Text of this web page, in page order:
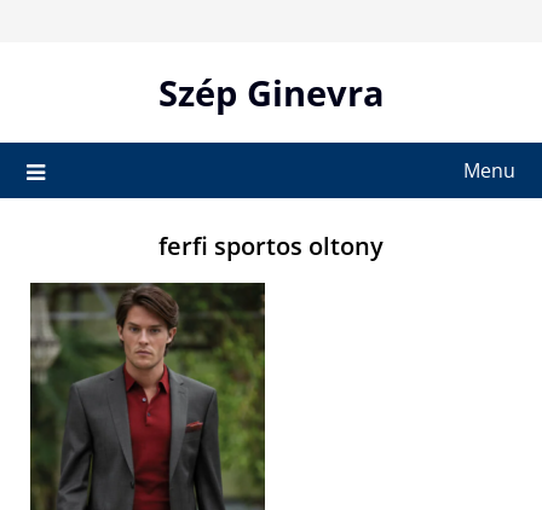
Szép Ginevra
Menu
ferfi sportos oltony